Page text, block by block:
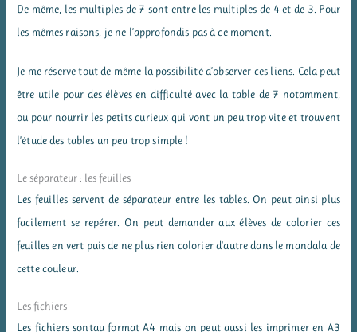
De même, les multiples de 7 sont entre les multiples de 4 et de 3. Pour
les mêmes raisons, je ne l’approfondis pas à ce moment.
Je me réserve tout de même la possibilité d’observer ces liens. Cela peut
être utile pour des élèves en difficulté avec la table de 7 notamment,
ou pour nourrir les petits curieux qui vont un peu trop vite et trouvent
l’étude des tables un peu trop simple !
Le séparateur : les feuilles
Les feuilles servent de séparateur entre les tables. On peut ainsi plus
facilement se repérer. On peut demander aux élèves de colorier ces
feuilles en vert puis de ne plus rien colorier d’autre dans le mandala de
cette couleur.
Les fichiers
Les fichiers sontau format A4 mais on peut aussi les imprimer en A3